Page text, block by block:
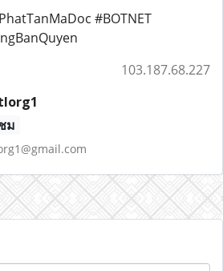
#BOTNET
103.187.68.227
ม